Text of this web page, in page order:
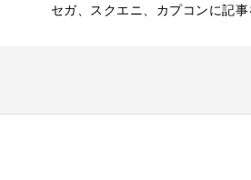
セガ、スクエニ、カプコンに記事